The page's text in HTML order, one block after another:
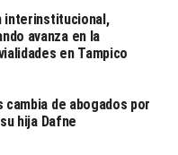
contra una mujer
interinstitucional,
avanza en la
en Tampico
cambia de abogados por
hija Dafne